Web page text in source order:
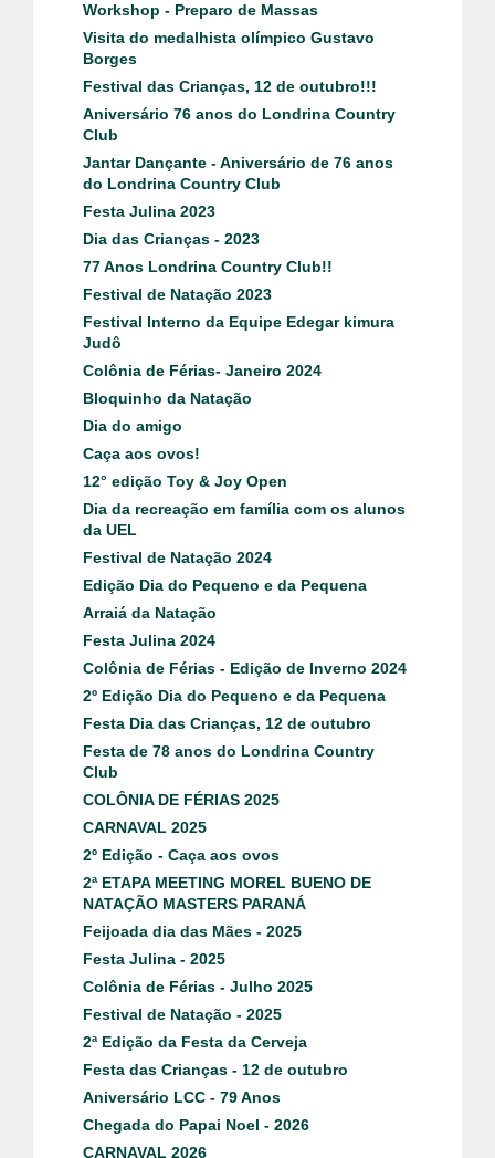
Workshop - Preparo de Massas
Visita do medalhista olímpico Gustavo
Borges
Festival das Crianças, 12 de outubro!!!
Aniversário 76 anos do Londrina Country
Club
Jantar Dançante - Aniversário de 76 anos
do Londrina Country Club
Festa Julina 2023
Dia das Crianças - 2023
77 Anos Londrina Country Club!!
Festival de Natação 2023
Festival Interno da Equipe Edegar kimura
Judô
Colônia de Férias- Janeiro 2024
Bloquinho da Natação
Dia do amigo
Caça aos ovos!
12° edição Toy & Joy Open
Dia da recreação em família com os alunos
da UEL
Festival de Natação 2024
Edição Dia do Pequeno e da Pequena
Arraiá da Natação
Festa Julina 2024
Colônia de Férias - Edição de Inverno 2024
2º Edição Dia do Pequeno e da Pequena
Festa Dia das Crianças, 12 de outubro
Festa de 78 anos do Londrina Country
Club
COLÔNIA DE FÉRIAS 2025
CARNAVAL 2025
2º Edição - Caça aos ovos
2ª ETAPA MEETING MOREL BUENO DE
NATAÇÃO MASTERS PARANÁ
Feijoada dia das Mães - 2025
Festa Julina - 2025
Colônia de Férias - Julho 2025
Festival de Natação - 2025
2ª Edição da Festa da Cerveja
Festa das Crianças - 12 de outubro
Aniversário LCC - 79 Anos
Chegada do Papai Noel - 2026
CARNAVAL 2026